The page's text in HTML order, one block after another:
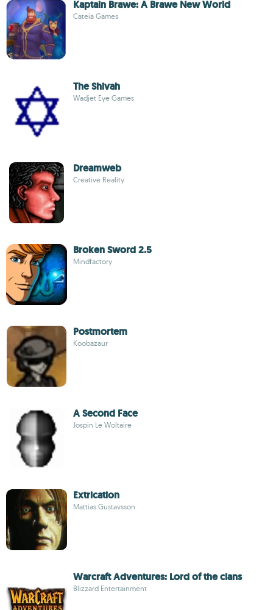
Kaptain Brawe: A Brawe New World
Cateia Games
The Shivah
Wadjet Eye Games
Dreamweb
Creative Reality
Broken Sword 2.5
Mindfactory
Postmortem
Koobazaur
A Second Face
Jospin Le Woltaire
Extrication
Mattias Gustavsson
Warcraft Adventures: Lord of the clans
Blizzard Entertainment